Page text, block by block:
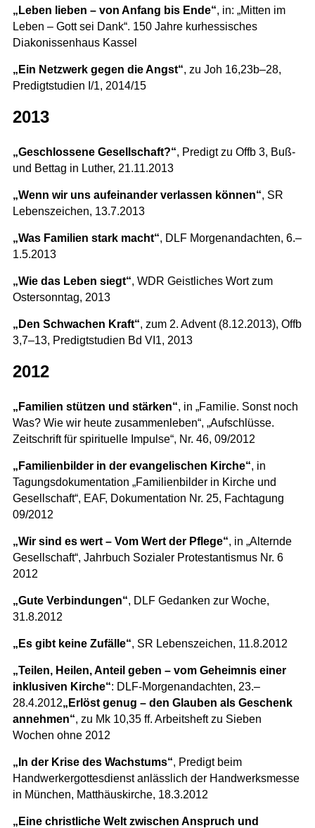
„Leben lieben – von Anfang bis Ende“, in: „Mitten im
Leben – Gott sei Dank“. 150 Jahre kurhessisches
Diakonissenhaus Kassel
„Ein Netzwerk gegen die Angst“, zu Joh 16,23b–28,
Predigtstudien I/1, 2014/15
2013
„Geschlossene Gesellschaft?“, Predigt zu Offb 3, Buß-
und Bettag in Luther, 21.11.2013
„Wenn wir uns aufeinander verlassen können“, SR
Lebenszeichen, 13.7.2013
„Was Familien stark macht“, DLF Morgenandachten, 6.–
1.5.2013
„Wie das Leben siegt“, WDR Geistliches Wort zum
Ostersonntag, 2013
„Den Schwachen Kraft“, zum 2. Advent (8.12.2013), Offb
3,7–13, Predigtstudien Bd VI1, 2013
2012
„Familien stützen und stärken“, in „Familie. Sonst noch
Was? Wie wir heute zusammenleben“, „Aufschlüsse.
Zeitschrift für spirituelle Impulse“, Nr. 46, 09/2012
„Familienbilder in der evangelischen Kirche“, in
Tagungsdokumentation „Familienbilder in Kirche und
Gesellschaft“, EAF, Dokumentation Nr. 25, Fachtagung
09/2012
„Wir sind es wert – Vom Wert der Pflege“, in „Alternde
Gesellschaft“, Jahrbuch Sozialer Protestantismus Nr. 6
2012
„Gute Verbindungen“, DLF Gedanken zur Woche,
31.8.2012
„Es gibt keine Zufälle“, SR Lebenszeichen, 11.8.2012
„Teilen, Heilen, Anteil geben – vom Geheimnis einer
inklusiven Kirche“: DLF-Morgenandachten, 23.–
28.4.2012„Erlöst genug – den Glauben als Geschenk
annehmen“, zu Mk 10,35 ff. Arbeitsheft zu Sieben
Wochen ohne 2012
„In der Krise des Wachstums“, Predigt beim
Handwerkergottesdienst anlässlich der Handwerksmesse
in München, Matthäuskirche, 18.3.2012
„Eine christliche Welt zwischen Anspruch und